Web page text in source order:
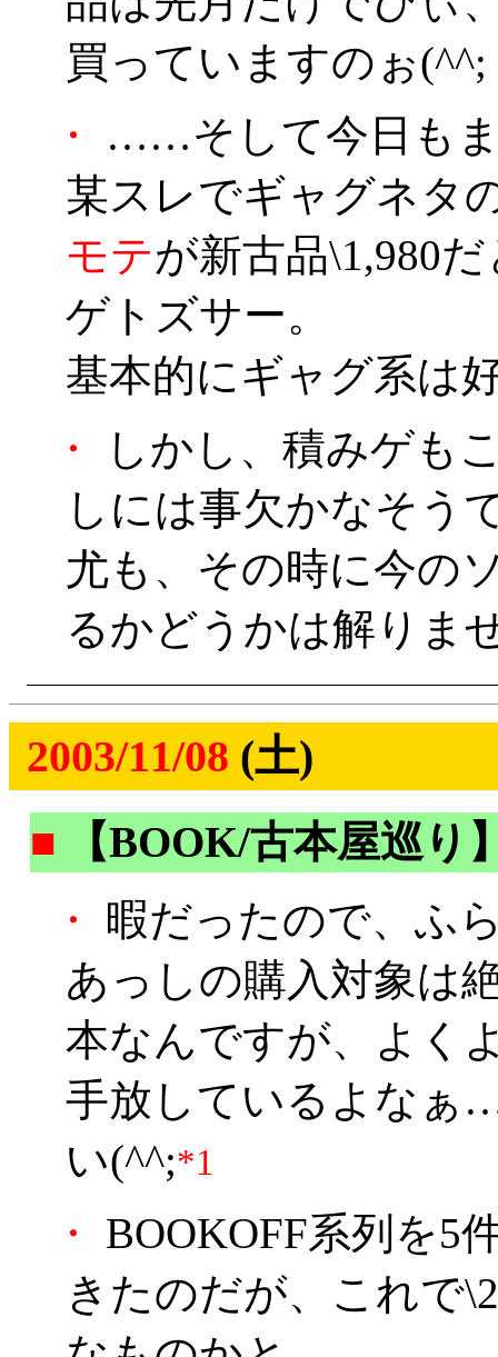
買っていますのぉ(^^;
・
……そして今日も
某スレでギャグネタ
モテが新古品\1,980
ゲトズサー。
基本的にギャグ系は
・
しかし、積みゲも
しには事欠かなそう
尤も、その時に今の
るかどうかは解りま
2003/11/08 (土)
■
【BOOK/古本屋巡り
・
暇だったので、ふ
あっしの購入対象は
本なんですが、よく
手放しているよなぁ
い(^^;*1
・
BOOKOFF系列を5
きたのだが、これで